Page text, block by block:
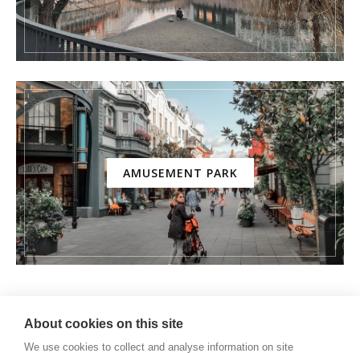
AMUSEMENT PARK
About cookies on this site
We use cookies to collect and analyse information on site